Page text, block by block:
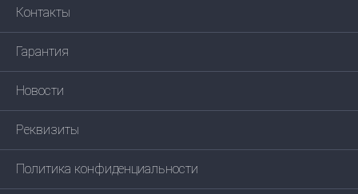
Контакты
Гарантия
Новости
Реквизиты
Политика конфиденциальности